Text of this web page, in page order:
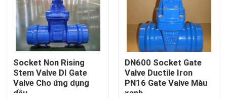
Về chúng tôi
Tham quan nhà máy
Kiểm soát chất lượng
Socket Non Rising
Stem Valve DI Gate
Valve Cho ứng dụng
dầu
DN600 Socket Gate
Valve Ductile Iron
PN16 Gate Valve Màu
xanh